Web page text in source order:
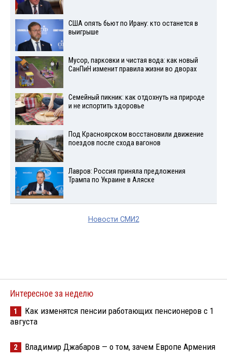
США опять бьют по Ирану: кто останется в
выигрыше
Мусор, парковки и чистая вода: как новый
СанПиН изменит правила жизни во дворах
Семейный пикник: как отдохнуть на природе
и не испортить здоровье
Под Красноярском восстановили движение
поездов после схода вагонов
Лавров: Россия приняла предложения
Трампа по Украине в Аляске
Новости СМИ2
Интересное за неделю
1
Как изменятся пенсии работающих пенсионеров с 1
августа
2 Владимир Джабаров — о том, зачем Европе Армения